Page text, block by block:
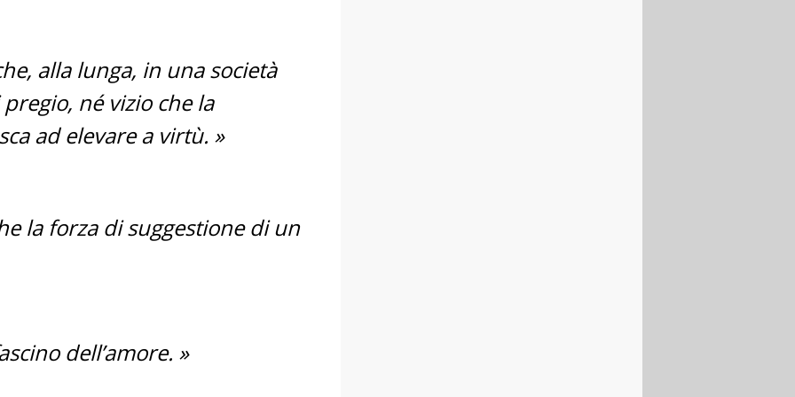
alla lunga, in una società
né vizio che la
ad elevare a virtù. »
la forza di suggestione di un
dell’amore. »